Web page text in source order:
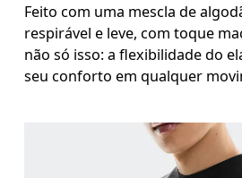
Feito com uma mescla de
respirável e leve, com toque
não só isso: a flexibilidade do
seu conforto em qualquer